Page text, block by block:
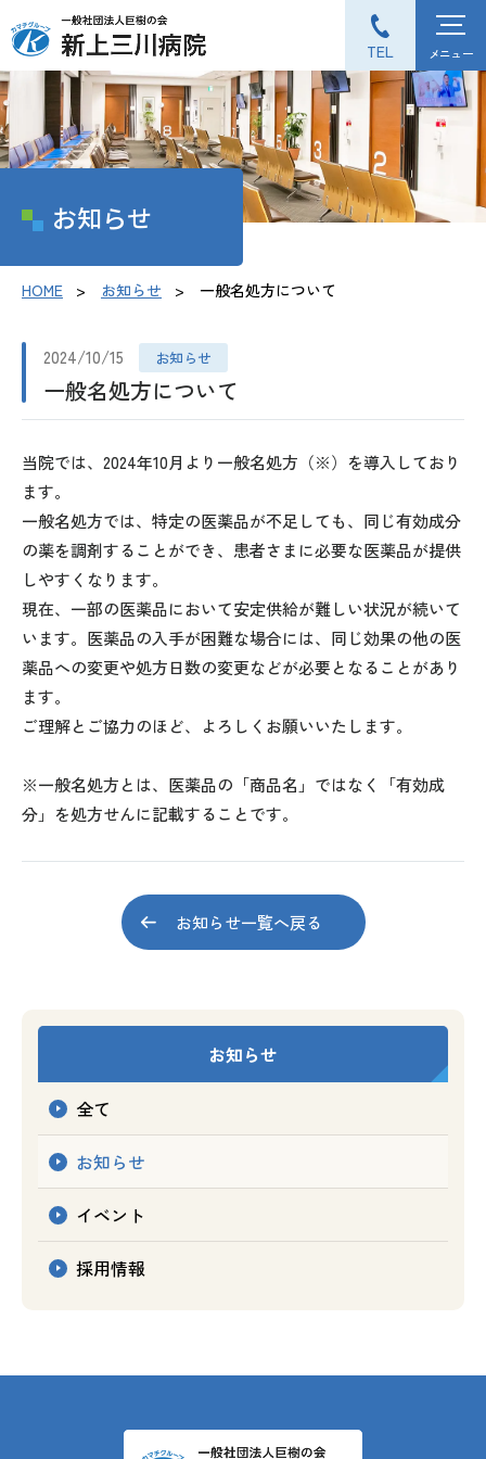
TEL メニュー
お知らせ
HOME お知らせ 一般名処方について
2024/10/15 お知らせ
一般名処方について
当院では、2024年10月より一般名処方（※）を導入しており
ます。
一般名処方では、特定の医薬品が不足しても、同じ有効成分
の薬を調剤することができ、患者さまに必要な医薬品が提供
しやすくなります。
現在、一部の医薬品において安定供給が難しい状況が続いて
います。医薬品の入手が困難な場合には、同じ効果の他の医
薬品への変更や処方日数の変更などが必要となることがあり
ます。
ご理解とご協力のほど、よろしくお願いいたします。
※一般名処方とは、医薬品の「商品名」ではなく「有効成
分」を処方せんに記載することです。
お知らせ一覧へ戻る
お知らせ
全て
お知らせ
イベント
採用情報